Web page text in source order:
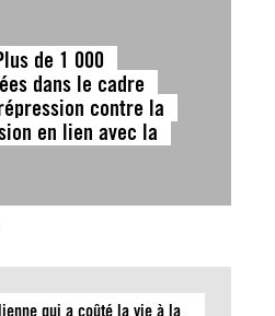
de 1 000
dans le cadre
contre la
en lien avec la
qui a coûté la vie à la